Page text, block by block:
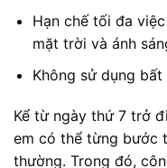
Hạn chế tối đa
mặt trời và ánh
Không sử dụng
Kể từ ngày thứ 7 trở
em có thể từng bước
thường. Trong đó,